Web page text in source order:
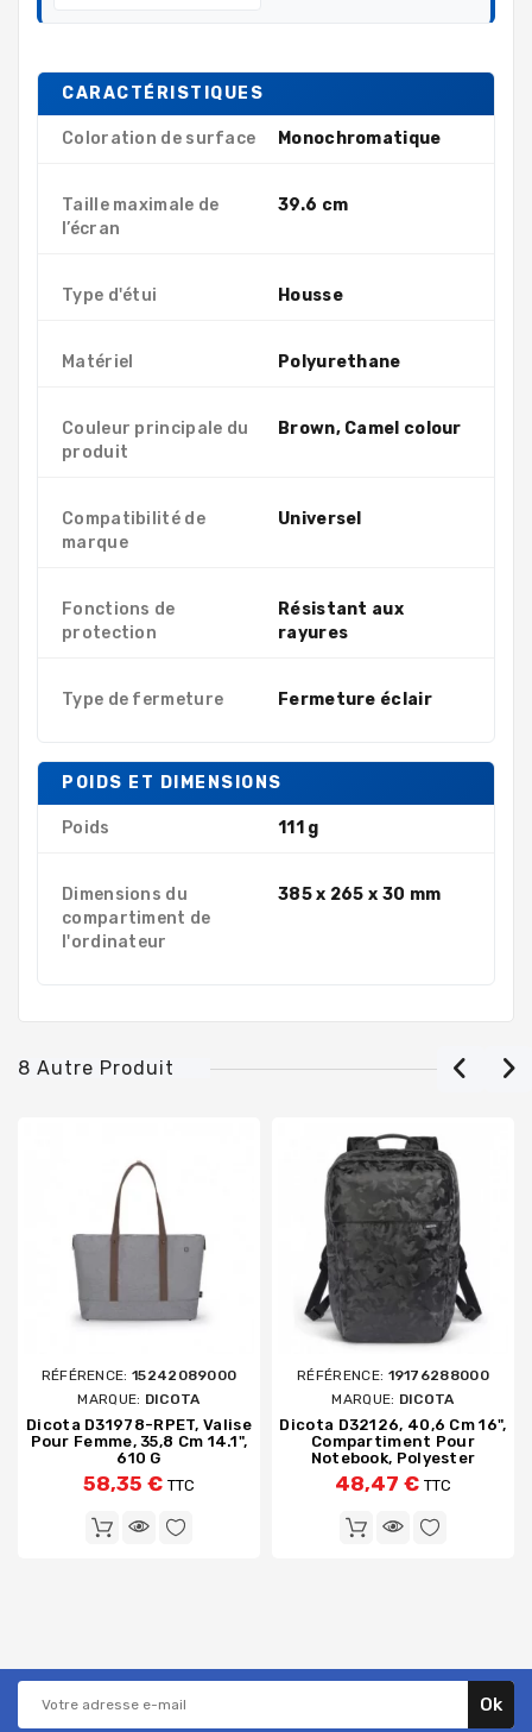
CARACTÉRISTIQUES
Coloration de surface Monochromatique
Taille maximale de
l’écran
39.6 cm
Type d'étui Housse
Matériel Polyurethane
Couleur principale du
produit
Brown, Camel colour
Compatibilité de
marque
Universel
Fonctions de
protection
Résistant aux
rayures
Type de fermeture Fermeture éclair
POIDS ET DIMENSIONS
Poids 111 g
Dimensions du
compartiment de
l'ordinateur
385 x 265 x 30 mm
8 Autre Produit
RÉFÉRENCE: 15242089000
MARQUE: DICOTA
Dicota D31978-RPET, Valise
Pour Femme, 35,8 Cm 14.1",
610 G
58,35 € TTC
RÉFÉRENCE: 19176288000
MARQUE: DICOTA
Dicota D32126, 40,6 Cm 16",
Compartiment Pour
Notebook, Polyester
48,47 € TTC